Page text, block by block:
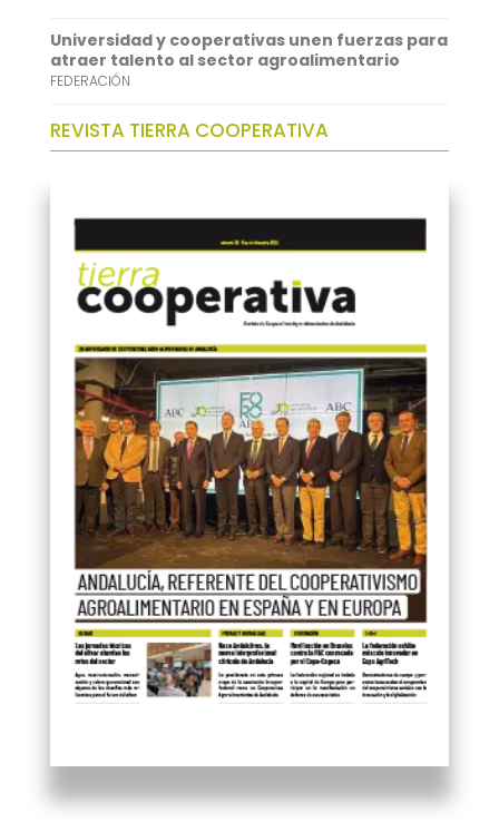
Universidad y cooperativas unen fuerzas para
atraer talento al sector agroalimentario
FEDERACIÓN
REVISTA TIERRA COOPERATIVA